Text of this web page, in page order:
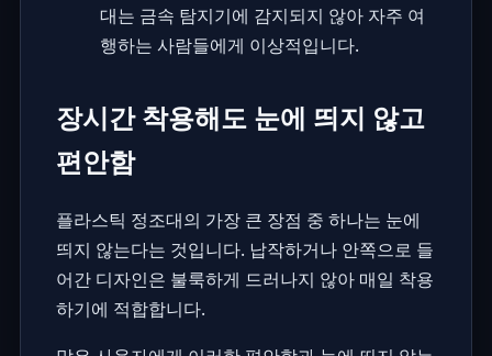
대는 금속 탐지기에 감지되지 않아 자주 여
행하는 사람들에게 이상적입니다.
장시간 착용해도 눈에 띄지 않고
편안함
플라스틱 정조대의 가장 큰 장점 중 하나는 눈에
띄지 않는다는 것입니다. 납작하거나 안쪽으로 들
어간 디자인은 불룩하게 드러나지 않아 매일 착용
하기에 적합합니다.